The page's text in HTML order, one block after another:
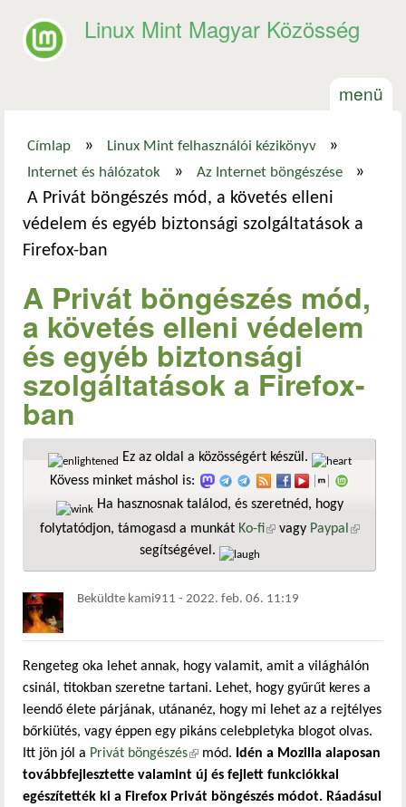
Linux Mint Magyar Közösség
menü
Jelenlegi hely
Címlap » Linux Mint felhasználói kézikönyv »
Internet és hálózatok » Az Internet böngészése
»
A Privát böngészés mód, a követés elleni
védelem és egyéb biztonsági szolgáltatások a
Firefox-ban
A Privát böngészés mód,
a követés elleni védelem
és egyéb biztonsági
szolgáltatások a Firefox-
ban
Ez az oldal a közösségért készül.
Kövess minket máshol is:
Ha hasznosnak találod, és szeretnéd, hogy
folytatódjon, támogasd a munkát Ko-fi(külső hivatkozás)
vagy Paypal
segítségével.
Beküldte kami911 - 2022. feb. 06. 11:19
Rengeteg oka lehet annak, hogy valamit, amit a világhálón
csinál, titokban szeretne tartani. Lehet, hogy gyűrűt keres a
leendő élete párjának, utánanéz, hogy mi lehet az a rejtélyes
bőrkiütés, vagy éppen egy pikáns celebpletyka blogot olvas.
Itt jön jól a Privát böngészés(külső hivatkozás)
mód. Idén a Mozilla alaposan
továbbfejlesztette valamint új és fejlett funkciókkal
egészítették ki a Firefox Privát böngészés módot. Ráadásul